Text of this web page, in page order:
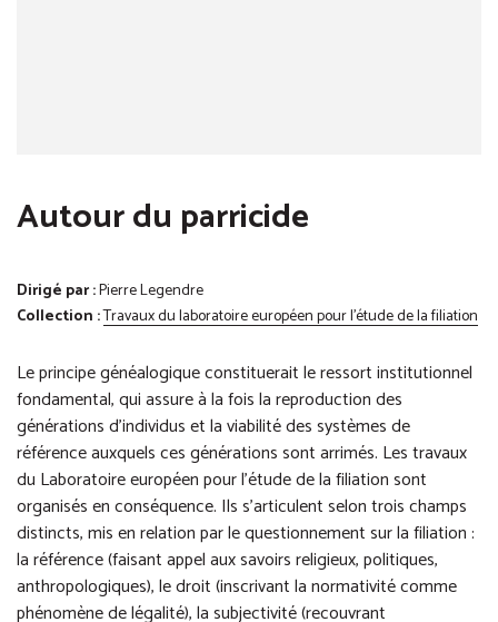
Autour du parricide
Dirigé par :Pierre Legendre
Collection :Travaux du laboratoire européen pour l'étude de la filiation
Le principe généalogique constituerait le ressort institutionnel
fondamental, qui assure à la fois la reproduction des
générations d’individus et la viabilité des systèmes de
référence auxquels ces générations sont arrimés. Les travaux
du Laboratoire européen pour l’étude de la filiation sont
organisés en conséquence. Ils s’articulent selon trois champs
distincts, mis en relation par le questionnement sur la filiation :
la référence (faisant appel aux savoirs religieux, politiques,
anthropologiques), le droit (inscrivant la normativité comme
phénomène de légalité), la subjectivité (recouvrant